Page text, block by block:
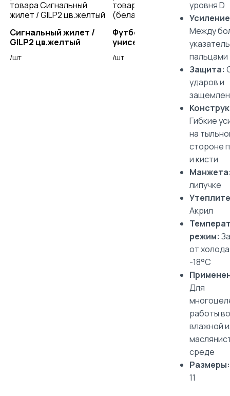
Сигнальный жилет /
GILP2 цв.желтый
/шт
Футболка (белая)
унисекс
/шт /шт
уровня D
Между
пальцами
Защита:
ударов и
Гибкие
на
стороне
и кисти
липучке
Акрил
режим:
от
-18°С
Для
работы во
влажной
среде
Размеры:
11